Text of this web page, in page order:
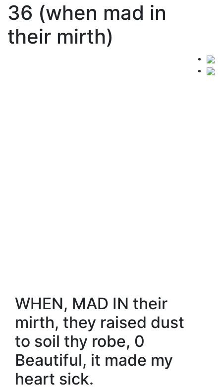
36 (when mad in
their mirth)
WHEN, MAD IN their
mirth, they raised dust
to soil thy robe, 0
Beautiful, it made my
heart sick.